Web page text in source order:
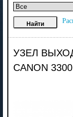
УЗЕЛ
CANON